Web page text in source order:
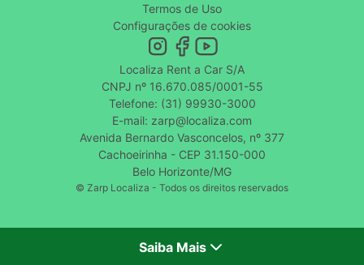
Termos de Uso
Configurações de cookies
Localiza Rent a Car S/A
CNPJ nº 16.670.085/0001-55
Telefone: (31) 99930-3000
E-mail: zarp@localiza.com
Avenida Bernardo Vasconcelos, nº 377
Cachoeirinha - CEP 31.150-000
Belo Horizonte/MG
© Zarp Localiza - Todos os direitos reservados
Saiba Mais